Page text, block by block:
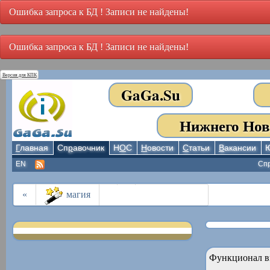
Ошибка запроса к БД ! Записи не найдены!
Ошибка запроса к БД ! Записи не найдены!
Версия для КПК
GaGa.Su
Нижнего
Главная Справочник НОС Новости Статьи Вакансии
EN
« магия
Функционал